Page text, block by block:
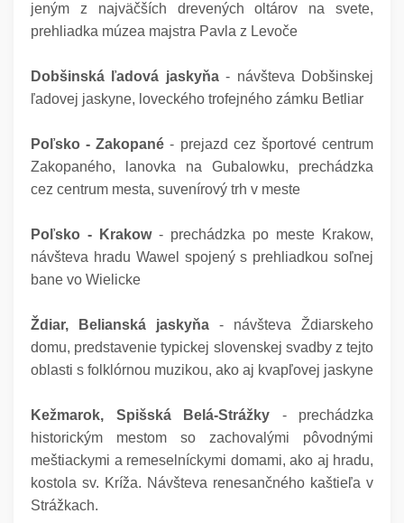
jeným z najväčších drevených oltárov na svete,
prehliadka múzea majstra Pavla z Levoče
Dobšinská ľadová jaskyňa- návšteva Dobšinskej
ľadovej jaskyne, loveckého trofejného zámku Betliar
Poľsko - Zakopané - prejazd cez športové centrum
Zakopaného, lanovka na Gubalowku, prechádzka
cez centrum mesta, suvenírový trh v meste
Poľsko - Krakow- prechádzka po meste Krakow,
návšteva hradu Wawel spojený s prehliadkou soľnej
bane vo Wielicke
Ždiar, Belianská jaskyňa - návšteva Ždiarskeho
domu, predstavenie typickej slovenskej svadby z tejto
oblasti s folklórnou muzikou, ako aj kvapľovej jaskyne
Kežmarok, Spišská Belá-Strážky - prechádzka
historickým mestom so zachovalými pôvodnými
meštiackymi a remeselníckymi domami, ako aj hradu,
kostola sv. Kríža. Návšteva renesančného kaštieľa v
Strážkach.